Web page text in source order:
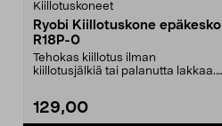
Kiillotuskoneet
Ryobi Kiillotuskone epäkesko
R18P-0
Tehokas kiillotus ilman
kiillotusjälkiä tai palanutta lakkaa.
129,00